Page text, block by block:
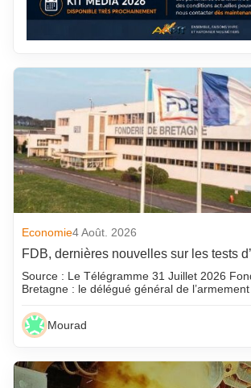
Economie4 Août. 2026
FDB, dernières nouvelles sur les tests
Source : Le Télégramme 31 Juillet 2026
Bretagne : le délégué général de
Mourad